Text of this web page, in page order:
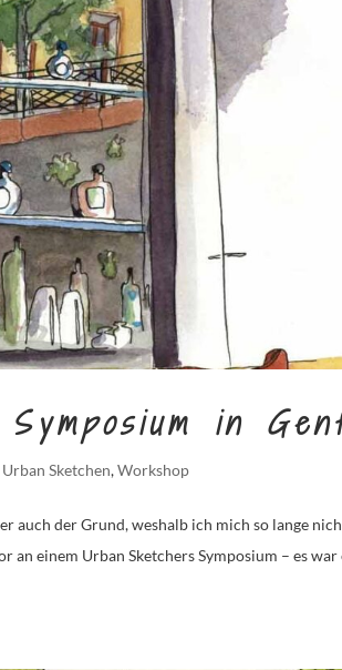
in
Urban Sketchen,Workshop
auch der Grund, weshalb ich mich so lange
einem Urban Sketchers Symposium – es war